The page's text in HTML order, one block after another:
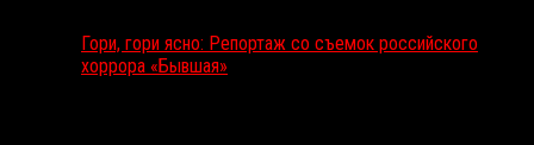
Гори, гори ясно: Репортаж со съемок российского
хоррора «Бывшая»